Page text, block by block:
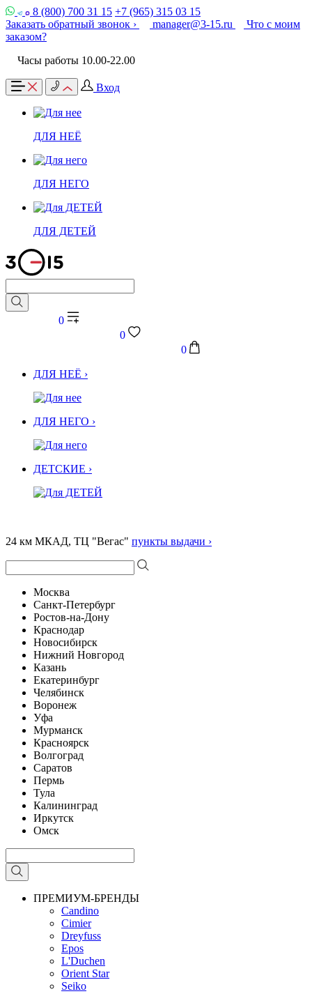
8 (800) 700 31 15 +7 (965) 315 03 15
Заказать обратный звонок ›
manager@3-15.ru
Что с моим
заказом?
Часы работы 10.00-22.00
Вход
ДЛЯ НЕЁ
ДЛЯ НЕГО
ДЛЯ ДЕТЕЙ
0
0
0
ДЛЯ НЕЁ ›
ДЛЯ НЕГО ›
ДЕТСКИЕ ›
24 км МКАД, ТЦ "Вегас" пункты выдачи ›
Москва
Санкт-Петербург
Ростов-на-Дону
Краснодар
Новосибирск
Нижний Новгород
Казань
Екатеринбург
Челябинск
Воронеж
Уфа
Мурманск
Красноярск
Волгоград
Саратов
Пермь
Тула
Калининград
Иркутск
Омск
ПРЕМИУМ-БРЕНДЫ
Candino
Cimier
Dreyfuss
Epos
L'Duchen
Orient Star
Seiko